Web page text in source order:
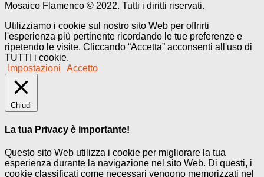
Mosaico Flamenco © 2022. Tutti i diritti riservati.
Utilizziamo i cookie sul nostro sito Web per offrirti
l'esperienza più pertinente ricordando le tue preferenze e
ripetendo le visite. Cliccando “Accetta” acconsenti all'uso di
TUTTI i cookie.
Impostazioni
Accetto
Chiudi
La tua Privacy è importante!
Questo sito Web utilizza i cookie per migliorare la tua
esperienza durante la navigazione nel sito Web. Di questi, i
cookie classificati come necessari vengono memorizzati nel